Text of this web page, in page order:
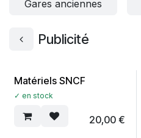
Gares anciennes
Publicité
Matériels SNCF
✓ en stock
20,00€